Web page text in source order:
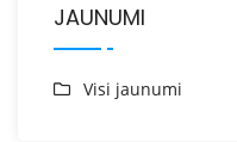
JAUNUMI
Visi jaunumi